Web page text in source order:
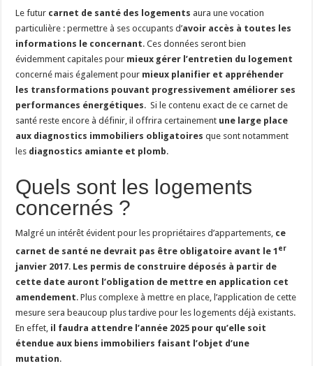
Le futur carnet de santé des logements aura une vocation
particulière : permettre à ses occupants d’avoir accès à toutes les
informations le concernant. Ces données seront bien
évidemment capitales pour mieux gérer l’entretien du logement
concerné mais également pour mieux planifier et appréhender
les transformations pouvant progressivement améliorer ses
performances énergétiques. Si le contenu exact de ce carnet de
santé reste encore à définir, il offrira certainement une large place
aux diagnostics immobiliers obligatoires que sont notamment
les diagnostics amiante et plomb.
Quels sont les logements
concernés ?
Malgré un intérêt évident pour les propriétaires d’appartements, ce
carnet de santé ne devrait pas être obligatoire avant le 1 er
janvier 2017. Les permis de construire déposés à partir de
cette date auront l’obligation de mettre en application cet
amendement. Plus complexe à mettre en place, l’application de cette
mesure sera beaucoup plus tardive pour les logements déjà existants.
En effet, il faudra attendre l’année 2025 pour qu’elle soit
étendue aux biens immobiliers faisant l’objet d’une
mutation.